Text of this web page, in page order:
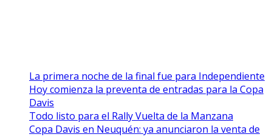
La primera noche de la final fue para Independiente
Hoy comienza la preventa de entradas para la Copa
Davis
Todo listo para el Rally Vuelta de la Manzana
Copa Davis en Neuquén: ya anunciaron la venta de